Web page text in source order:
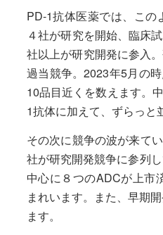
PD-1抗体医薬では、こ
４社が研究を開始、臨床
社以上が研究開発に参入
過当競争。2023年5月の
10品目近くを数えます。
1抗体に加えて、ずらっと
その次に競争の波が来て
社が研究開発競争に参列
中心に８つのADCが上市
まれいます。また、早期
ます。